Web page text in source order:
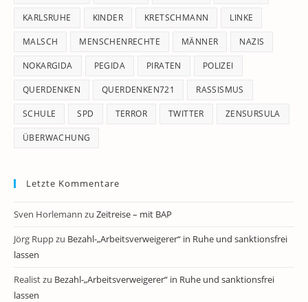
KARLSRUHE KINDER KRETSCHMANN LINKE
MALSCH MENSCHENRECHTE MÄNNER NAZIS
NOKARGIDA PEGIDA PIRATEN POLIZEI
QUERDENKEN QUERDENKEN721 RASSISMUS
SCHULE SPD TERROR TWITTER ZENSURSULA
ÜBERWACHUNG
Letzte Kommentare
Sven Horlemann zu Zeitreise – mit BAP
Jörg Ruppzu Bezahl-„Arbeitsverweigerer“ in Ruhe und sanktionsfrei
lassen
Realistzu Bezahl-„Arbeitsverweigerer“ in Ruhe und sanktionsfrei
lassen